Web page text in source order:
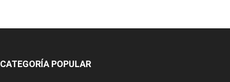
CATEGORÍA POPULAR